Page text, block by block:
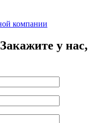
Закажите у нас,